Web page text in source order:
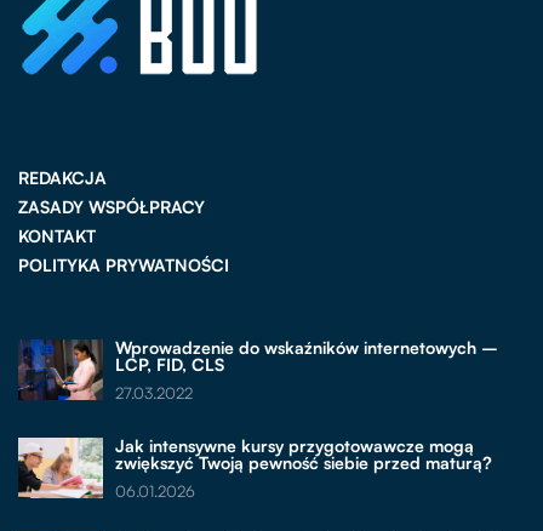
REDAKCJA
ZASADY WSPÓŁPRACY
KONTAKT
POLITYKA PRYWATNOŚCI
Wprowadzenie do wskaźników internetowych –
LCP, FID, CLS
27.03.2022
Jak intensywne kursy przygotowawcze mogą
zwiększyć Twoją pewność siebie przed maturą?
06.01.2026